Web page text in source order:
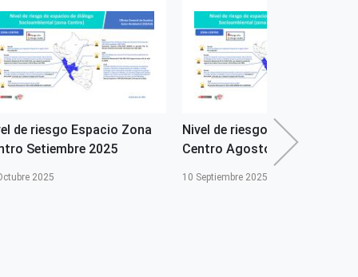
de riesgo Espacio Zona
Setiembre 2025
2025
Nivel de riesgo Espacio Zona
Centro Agosto 2025
10 Septiembre 2025